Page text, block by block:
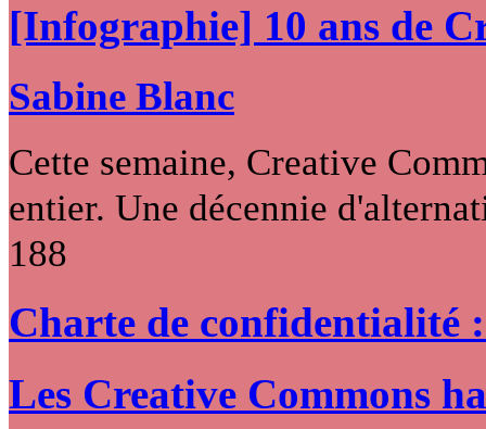
[Infographie] 10 ans de
Sabine Blanc
Cette semaine, Creative
entier. Une décennie
188
Charte de confidentialité
Les Creative Commons